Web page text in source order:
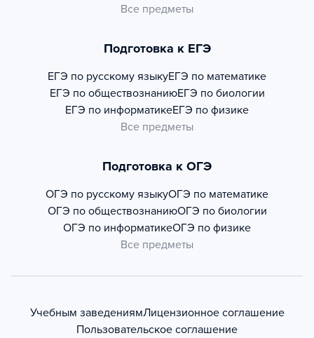
Все предметы
Подготовка к ЕГЭ
ЕГЭ по русскому языкуЕГЭ по математике
ЕГЭ по обществознаниюЕГЭ по биологии
ЕГЭ по информатикеЕГЭ по физике
Все предметы
Подготовка к ОГЭ
ОГЭ по русскому языкуОГЭ по математике
ОГЭ по обществознаниюОГЭ по биологии
ОГЭ по информатикеОГЭ по физике
Все предметы
Учебным заведениямЛицензионное соглашение
Пользовательское соглашение